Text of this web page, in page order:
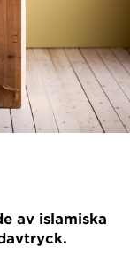
av islamiska